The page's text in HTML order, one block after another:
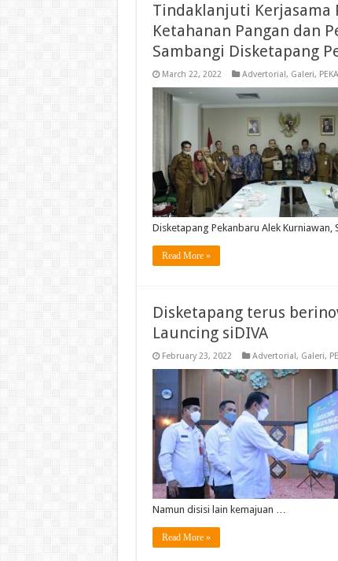
Tindaklanjuti Kerjasama
Ketahanan Pangan dan
Sambangi Disketapang
March 22, 2022 Advertorial, Galeri,
Disketapang Pekanbaru Alek Kurniawan,
Read More »
Disketapang terus
Launcing siDIVA
February 23, 2022 Advertorial, Galeri,
Namun disisi lain kemajuan …
Read More »